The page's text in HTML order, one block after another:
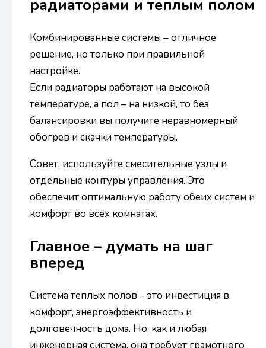
радиаторами и теплым полом
Комбинированные системы – отличное
решение, но только при правильной
настройке.
Если радиаторы работают на высокой
температуре, а пол – на низкой, то без
балансировки вы получите неравномерный
обогрев и скачки температуры.
Совет: используйте смесительные узлы и
отдельные контуры управления. Это
обеспечит оптимальную работу обеих систем и
комфорт во всех комнатах.
Главное – думать на шаг
вперед
Система теплых полов – это инвестиция в
комфорт, энергоэффективность и
долговечность дома. Но, как и любая
инженерная система, она требует грамотного